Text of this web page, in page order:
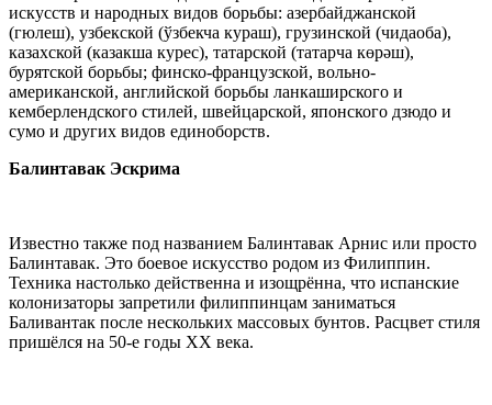
искусств и народных видов борьбы: азербайджанской
(гюлеш), узбекской (ўзбекча кураш), грузинской (чидаоба),
казахской (казакша курес), татарской (татарча көрәш),
бурятской борьбы; финско-французской, вольно-
американской, английской борьбы ланкаширского и
кемберлендского стилей, швейцарской, японского дзюдо и
сумо и других видов единоборств.
Балинтавак Эскрима
Известно также под названием Балинтавак Арнис или просто
Балинтавак. Это боевое искусство родом из Филиппин.
Техника настолько действенна и изощрённа, что испанские
колонизаторы запретили филиппинцам заниматься
Баливантак после нескольких массовых бунтов. Расцвет стиля
пришёлся на 50-е годы XX века.